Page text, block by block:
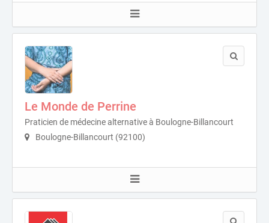
Le Monde de Perrine
Praticien de médecine alternative à Boulogne-Billancourt
Boulogne-Billancourt (92100)